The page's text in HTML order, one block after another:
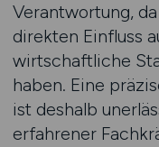
Verantwortung,
direkten Einfluss
wirtschaftliche
haben. Eine
ist deshalb
erfahrener